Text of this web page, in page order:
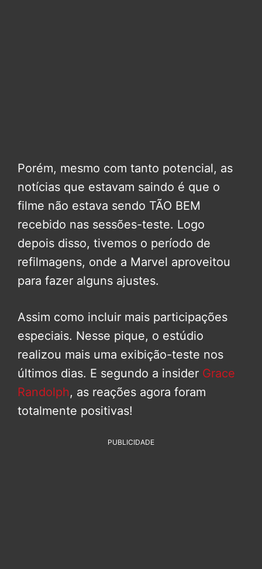
Porém, mesmo com tanto potencial, as
notícias que estavam saindo é que o
filme não estava sendo TÃO BEM
recebido nas sessões-teste. Logo
depois disso, tivemos o período de
refilmagens, onde a Marvel aproveitou
para fazer alguns ajustes.
Assim como incluir mais participações
especiais. Nesse pique, o estúdio
realizou mais uma exibição-teste nos
últimos dias. E segundo a insider Grace
Randolph, as reações agora foram
totalmente positivas!
PUBLICIDADE